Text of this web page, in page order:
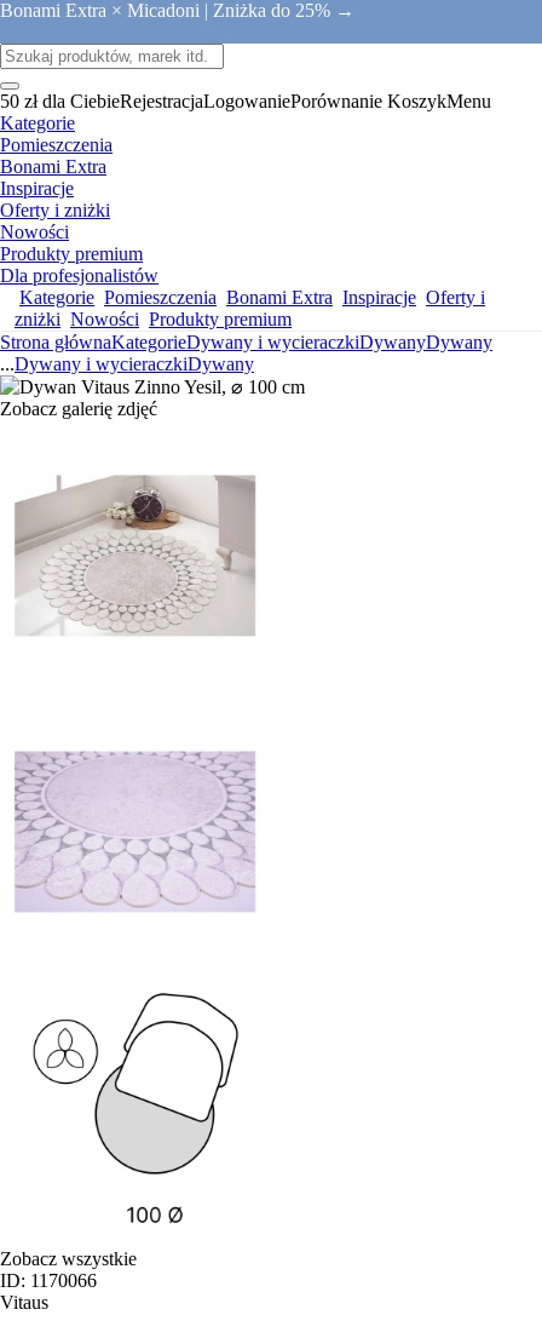
Bonami Extra × Micadoni | Zniżka do 25% →
50 zł dla CiebieRejestracjaLogowaniePorównanie KoszykMenu
Kategorie
Pomieszczenia
Bonami Extra
Inspiracje
Oferty i zniżki
Nowości
Produkty premium
Dla profesjonalistów
Kategorie Pomieszczenia Bonami Extra Inspiracje Oferty i
zniżki Nowości Produkty premium
Strona głównaKategorieDywany i wycieraczkiDywanyDywany
...Dywany i wycieraczkiDywany
Zobacz galerię zdjęć
Zobacz wszystkie
ID: 1170066
Vitaus